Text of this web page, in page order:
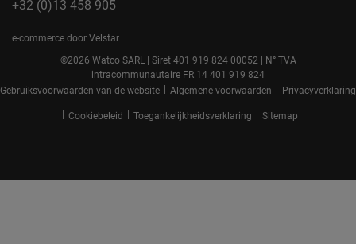
+32 (0)13 458 905
e-commerce door Velstar
©2026 Watco SARL | Siret 401 919 824 00052 | N° TVA
intracommunautaire FR 14 401 919 824
Gebruiksvoorwaarden van de website | Algemene voorwaarden | Privacyverklaring
| Cookiebeleid | Toegankelijkheidsverklaring | Sitemap